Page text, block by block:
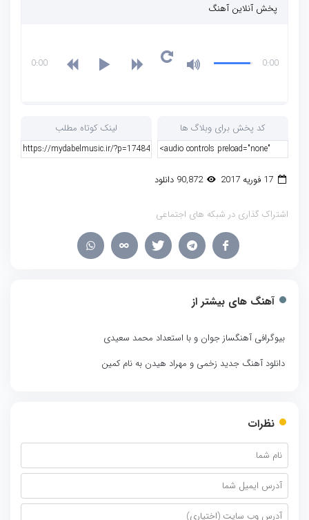
پخش آنلاین آهنگ
0:00
0:00
کد پخش برای وبلاگ ها لینک کوتاه مطلب
17 فوریه 2017 90,872 دانلود
اشتراک گذاری در شبکه های اجتماعی
آهنگ های بیشتر از
بیوگرافی آهنگساز جوان و با استعداد محمد سعیدی
دانلود آهنگ جدید زخمی و مهراد هیدن به نام کمین
نظرات